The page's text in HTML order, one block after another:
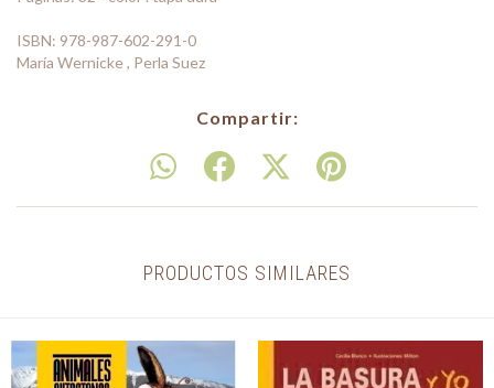
ISBN: 978-987-602-291-0
María Wernicke , Perla Suez
Compartir:
PRODUCTOS SIMILARES